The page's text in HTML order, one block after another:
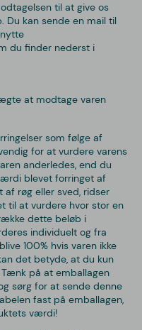
til at give os
Du kan sende en mail til
du finder nederst i
at modtage varen
som følge af
for at vurdere varens
anderledes, end du
blevet forringet af
af røg eller sved, ridser
til at vurdere hvor stor en
dette beløb i
individuelt og fra
100% hvis varen ikke
det betyde, at du kun
på at emballagen
sørg for at sende denne
fast på emballagen,
værdi!